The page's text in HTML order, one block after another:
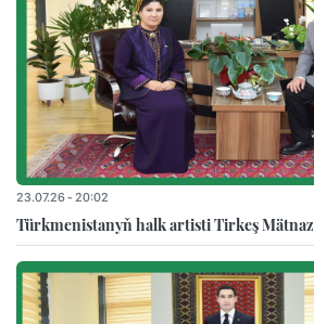
23.07.26 - 20:02
Türkmenistanyň halk artisti Tirkeş